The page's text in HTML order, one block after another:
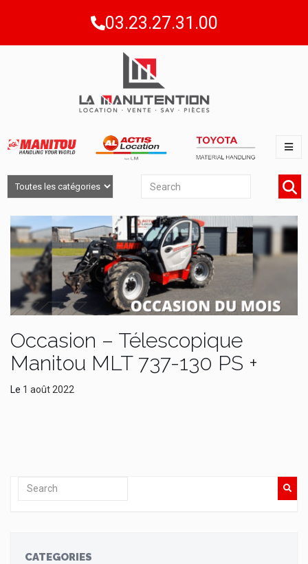
03.23.27.31.00
Occasion – Télescopique
Manitou MLT 737-130 PS +
Le 1 août 2022
CATEGORIES